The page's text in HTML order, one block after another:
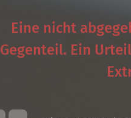
Eine nicht
Gegenteil. Ein